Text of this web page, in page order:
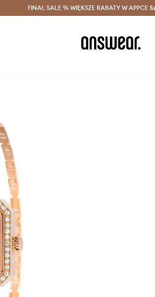
Oszczędzaj z Answear Club > Dostawa
FINAL SALE % WIĘKSZE RABATY W APPCE